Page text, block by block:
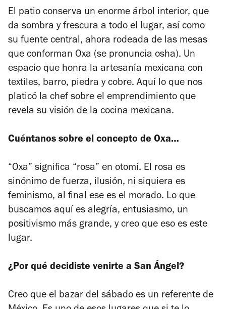
El patio conserva un enorme árbol interior, que
da sombra y frescura a todo el lugar, así como
su fuente central, ahora rodeada de las mesas
que conforman Oxa (se pronuncia osha). Un
espacio que honra la artesanía mexicana con
textiles, barro, piedra y cobre. Aquí lo que nos
platicó la chef sobre el emprendimiento que
revela su visión de la cocina mexicana.
Cuéntanos sobre el concepto de Oxa…
“Oxa” significa “rosa” en otomí. El rosa es
sinónimo de fuerza, ilusión, ni siquiera es
feminismo, al final ese es el morado. Lo que
buscamos aquí es alegría, entusiasmo, un
positivismo más grande, y creo que eso es este
lugar.
¿Por qué decidiste venirte a San Ángel?
Creo que el bazar del sábado es un referente de